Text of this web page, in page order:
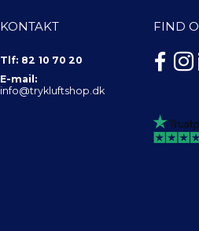
KONTAKT
Tlf: 82 10 70 20
E-mail:
info@trykluftshop.dk
FIND